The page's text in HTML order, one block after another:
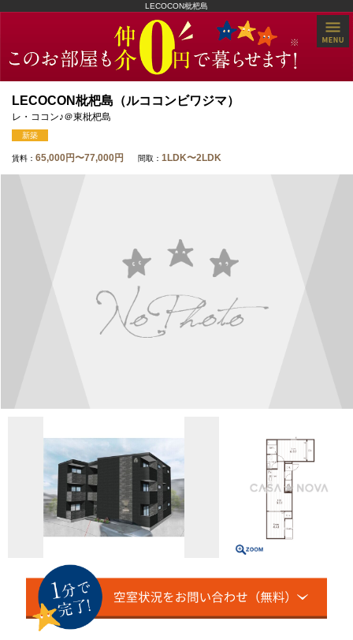
LECOCON枇杷島
LECOCON枇杷島（ルココンビワジマ）
レ・ココン♪＠東枇杷島
新築
賃料： 65,000円〜77,000円 間取： 1LDK〜2LDK